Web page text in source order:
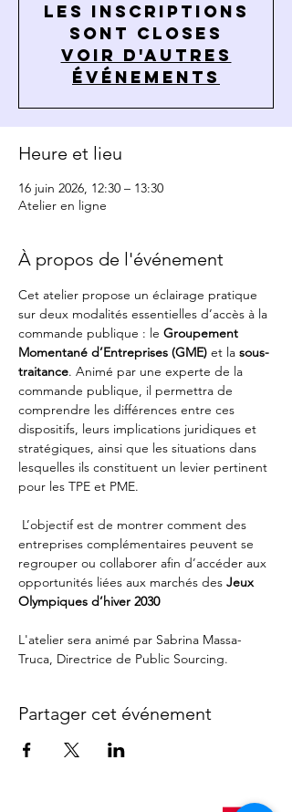
Les inscriptions
sont closes
Voir d'autres
événements
Heure et lieu
16 juin 2026, 12:30 – 13:30
Atelier en ligne
À propos de l'événement
Cet atelier propose un éclairage pratique
sur deux modalités essentielles d’accès à la
commande publique : le Groupement
Momentané d’Entreprises (GME) et la sous-
traitance. Animé par une experte de la
commande publique, il permettra de
comprendre les différences entre ces
dispositifs, leurs implications juridiques et
stratégiques, ainsi que les situations dans
lesquelles ils constituent un levier pertinent
pour les TPE et PME.
L’objectif est de montrer comment des
entreprises complémentaires peuvent se
regrouper ou collaborer afin d’accéder aux
opportunités liées aux marchés des Jeux
Olympiques d’hiver 2030
L'atelier sera animé par Sabrina Massa-
Truca, Directrice de Public Sourcing.
Partager cet événement